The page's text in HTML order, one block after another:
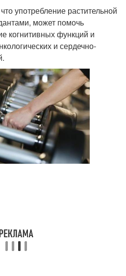
Продукты для
похудения
Продукты для мозга
Продукты для
правильного питания
употребление растительной
может помочь
когнитивных функций и
и сердечно-